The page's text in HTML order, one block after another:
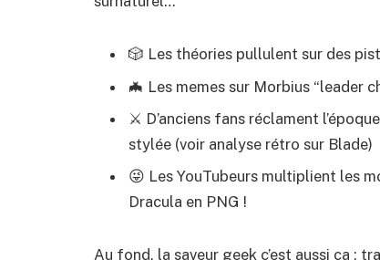
🎲 Les théories pullulent sur des
🦇 Les memes sur Morbius “leader
⚔️ D’anciens fans réclament
stylée (voir analyse rétro sur Blade)
😜 Les YouTubeurs multiplient les
Dracula en PNG !
Au fond, la saveur geek c’est aussi ça :